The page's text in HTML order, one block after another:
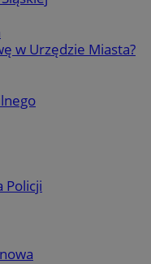
w Urzędzie Miasta?
Policji